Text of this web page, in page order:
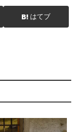
はてブ